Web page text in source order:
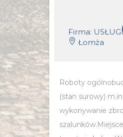
Łomża
Roboty
(stan surowy) m.in.
wykonywanie